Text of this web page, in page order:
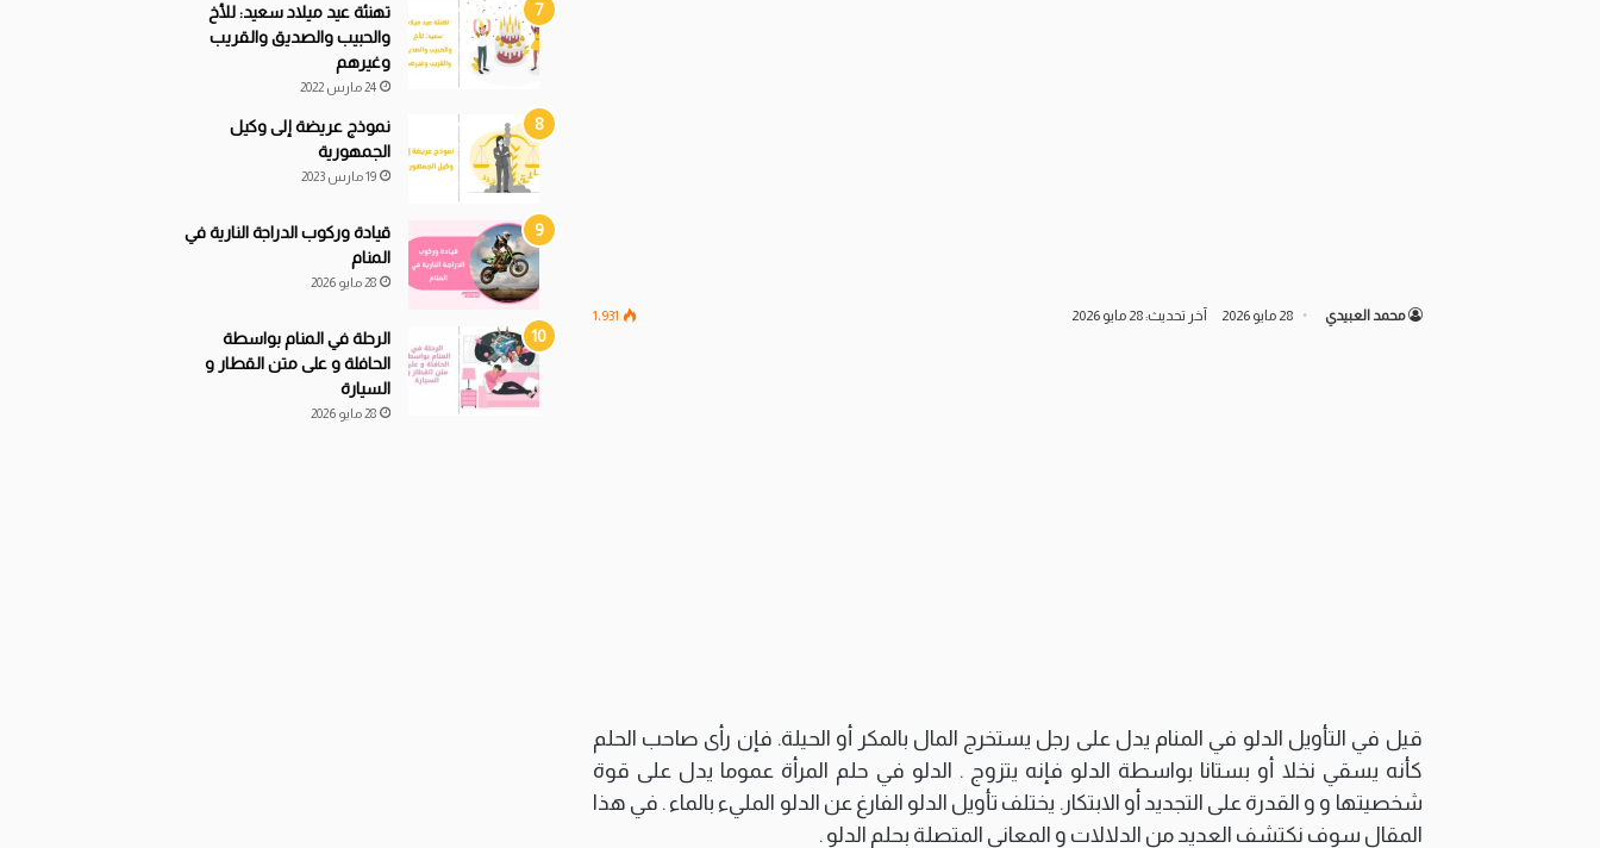
محمد العبيدي 28 مايو 2026 آخر تحديث: 28 مايو 2026 1٬931
قيل في التأويل الدلو في المنام يدل على رجل يستخرج المال بالمكر أو الحيلة. فإن رأى صاحب الحلم
كأنه يسقي نخلا أو بستانا بواسطة الدلو فإنه يتزوج . الدلو في حلم المرأة عموما يدل على قوة
شخصيتها و و القدرة على التجديد أو الابتكار. يختلف تأويل الدلو الفارغ عن الدلو المليء بالماء . في هذا
المقال سوف نكتشف العديد من الدلالات و المعاني المتصلة بحلم الدلو .
تهنئة عيد ميلاد سعيد: للأخ
والحبيب والصديق والقريب
وغيرهم
24 مارس 2022
نموذج عريضة إلى وكيل
الجمهورية
19 مارس 2023
قيادةوركوب الدراجة النارية في
المنام
28 مايو 2026
الرحلة في المنام بواسطة
الحافلة و على متن القطار و
السيارة
28 مايو 2026